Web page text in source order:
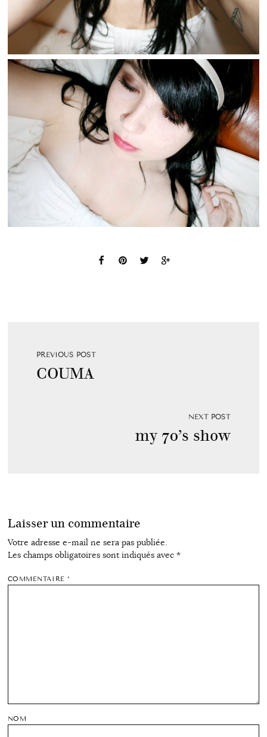
PREVIOUS POST
COUMA
NEXT POST
my 70’s show
Laisser un commentaire
Votre adresse e-mail ne sera pas publiée.
Les champs obligatoires sont indiqués avec *
COMMENTAIRE*
NOM